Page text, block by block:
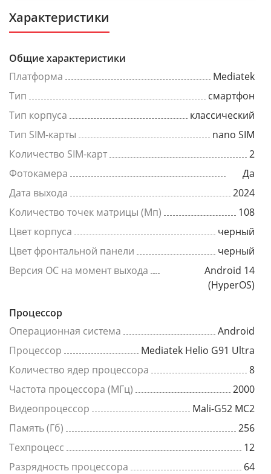
Характеристики
Общие характеристики
Платформа
Mediatek
Тип
смартфон
Тип корпуса
классический
Тип SIM-карты
nano SIM
Количество SIM-карт
2
Фотокамера
Да
Дата выхода
2024
Количество точек матрицы (Мп)
108
Цвет корпуса
черный
Цвет фронтальной панели
черный
Версия ОС на момент выхода
Android 14
(HyperOS)
Процессор
Операционная система
Android
Процессор
Mediatek Helio G91 Ultra
Количество ядер процессора
8
Частота процессора (МГц)
2000
Видеопроцессор
Mali-G52 MC2
Память (Гб)
256
Техпроцесс
12
Разрядность процессора
64